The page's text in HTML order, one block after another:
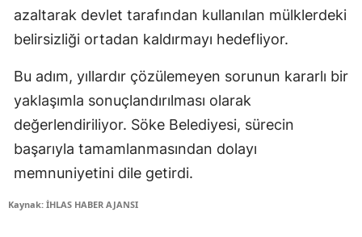
azaltarak devlet tarafından kullanılan mülklerdeki
belirsizliği ortadan kaldırmayı hedefliyor.
Bu adım, yıllardır çözülemeyen sorunun kararlı bir
yaklaşımla sonuçlandırılması olarak
değerlendiriliyor. Söke Belediyesi, sürecin
başarıyla tamamlanmasından dolayı
memnuniyetini dile getirdi.
Kaynak: İHLAS HABER AJANSI